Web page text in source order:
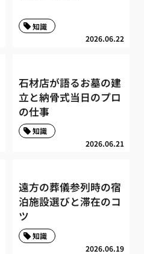
2026.06.22
知識
石材店が語るお墓の建
立と納骨式当日のプロ
の仕事
2026.06.21
知識
遠方の葬儀参列時の宿
泊施設選びと滞在のコ
ツ
2026.06.19
知識